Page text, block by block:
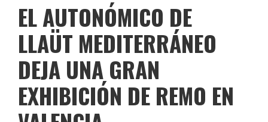
EL AUTONÓMICO DE
LLAÜT MEDITERRÁNEO
DEJA UNA GRAN
EXHIBICIÓN DE REMO EN